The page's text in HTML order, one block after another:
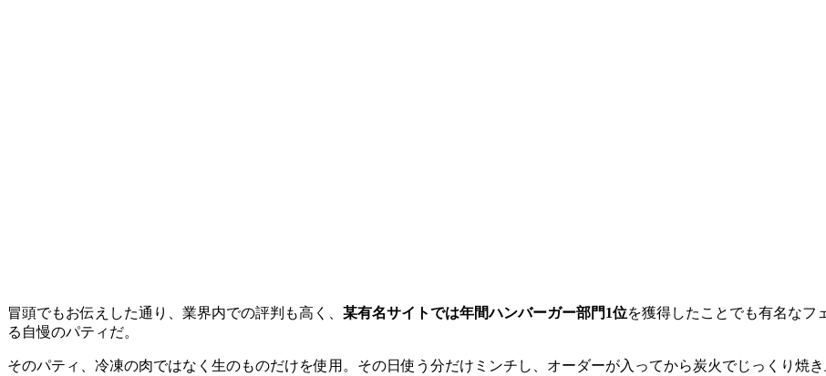
冒頭でもお伝えした通り、業界内での評判も高く、 某有名サイトでは年間ハンバーガー部門1位を獲得したことでも有名なフ
る自慢のパティだ。
そのパティ、冷凍の肉ではなく生のものだけを使用。その日使う分だけミンチし、オーダーが入ってから炭火でじっくり焼